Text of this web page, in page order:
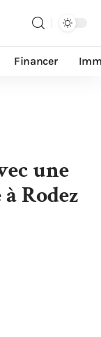
Financer
une
Rodez